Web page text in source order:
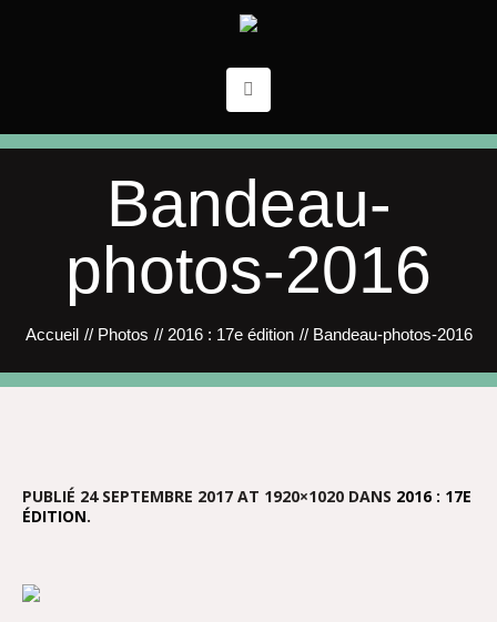
Bandeau-
photos-2016
Accueil // Photos // 2016 : 17e édition // Bandeau-photos-2016
PUBLIÉ 24 SEPTEMBRE 2017 AT 1920×1020 DANS 2016 : 17E
ÉDITION.